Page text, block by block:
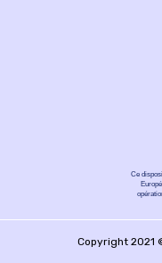
Ce
Copyright 2021